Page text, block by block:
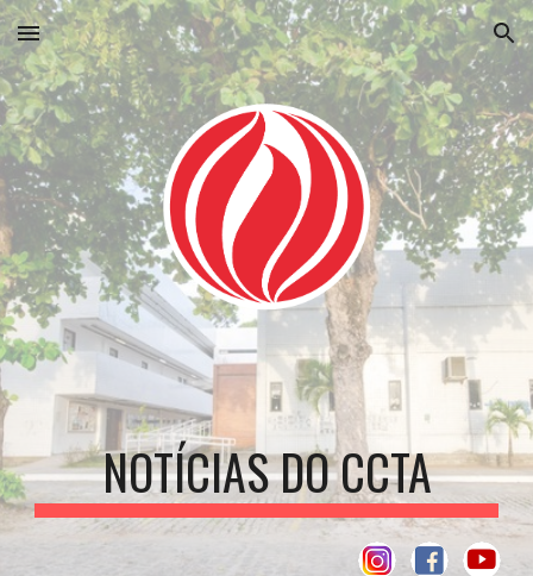
Skip to main content Skip to navigation
NOTÍCIAS DO CCTA